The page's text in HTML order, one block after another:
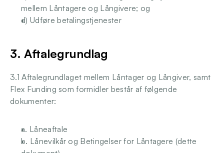
mellem Låntagere og Långivere; og
d) Udføre betalingstjenester
3. Aftalegrundlag
3.1 Aftalegrundlaget mellem Låntager og Långiver, samt
Flex Funding som formidler består af følgende
dokumenter:
a. Låneaftale
b. Lånevilkår og Betingelser for Låntagere (dette